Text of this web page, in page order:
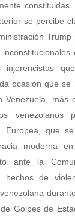
se percibe
injerencistas
ocasión que se
más
venezolanos
Europea, que
moderna
ante la
hechos de
Golpes de